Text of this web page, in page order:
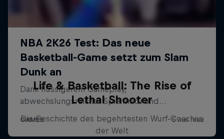
Life & Basketball: The Rise of
Lethal Shooter
Die Geschichte des begehrtesten Wurf-Coaches
der Welt